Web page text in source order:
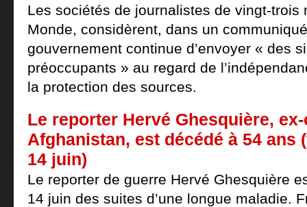
Les sociétés de journalistes de vingt-trois
Monde, considèrent, dans un
gouvernement continue d’envoyer « des
préoccupants » au regard de
la protection des sources.
Le reporter Hervé Ghesquière,
Afghanistan, est décédé à 54 ans
14 juin)
Le reporter de guerre Hervé Ghesquière
14 juin des suites d’une longue maladie.